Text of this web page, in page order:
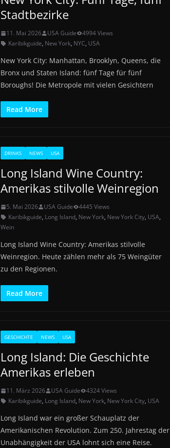
Stadtbezirke
11. Mai 2026 USA Guide
4994 Views
Karibikguide, New York, NYC, USA
New York City: Manhattan, Brooklyn, Queens, die
Bronx und Staten Island: fünf Tage für fünf
Boroughs! Die Metropole mit vielen Gesichtern
Read More
DRINKS NEWS USA
Long Island Wine Country:
Amerikas stilvolle Weinregion
5. Mai 2026 USA Guide
4445 Views
Karibikguide, Long Island, New York, New York City, USA,
Wein
Long Island Wine Country: Amerikas stilvolle
Weinregion. Heute zählen mehr als 75 Weingüter
zu den Regionen.
Read More
GESCHICHTE NEWS USA
Long Island: Die Geschichte
Amerikas erleben
11. März 2026 USA Guide
4324 Views
Karibikguide, Long Island, New York, New York City, USA
Long Island war ein großer Schauplatz der
Amerikanischen Revolution. Zum 250. Jahrestag der
Unabhängigkeit der USA lohnt sich eine Reise.